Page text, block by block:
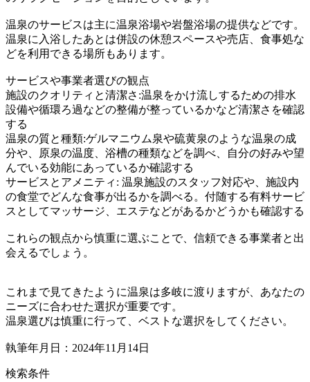
温泉のサービスは主に温泉浴場や岩盤浴場の提供などです。
温泉に入浴したあとは併設の休憩スペースや売店、食事処な
どを利用できる場所もあります。
サービスや事業者選びの観点
施設のクオリティと清潔さ:温泉をかけ流しするための排水
設備や循環ろ過などの整備が整っているかなど清潔さを確認
する
温泉の質と種類:ゲルマニウム泉や硫黄泉のような温泉の成
分や、原泉の温度、浴槽の種類などを調べ、自分の好みや望
んでいる効能にあっているか確認する
サービスとアメニティ: 温泉施設のスタッフ対応や、施設内
の食堂でどんな食事が出るかを調べる。付随する有料サービ
スとしてマッサージ、エステなどがあるかどうかも確認する
これらの観点から慎重に選ぶことで、信頼できる事業者と出
会えるでしょう。
これまで見てきたように温泉は多岐に渡りますが、あなたの
ニーズに合わせた選択が重要です。
温泉選びは慎重に行って、ベストな選択をしてください。
執筆年月日：2024年11月14日
検索条件